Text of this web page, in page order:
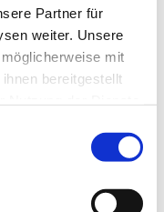
Partner für
weiter. Unsere
mit
bereitgestellt
Am